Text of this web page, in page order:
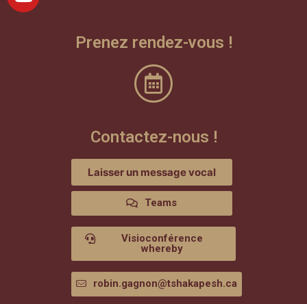
Prenez rendez-vous !
Contactez-nous !
Laisser un message vocal
Teams
Visioconférence
whereby
robin.gagnon@tshakapesh.ca